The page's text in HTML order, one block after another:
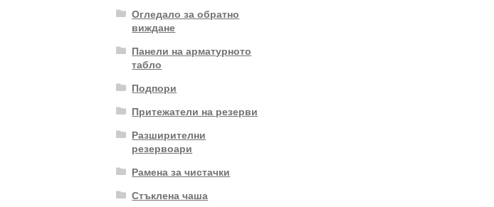
Огледало за обратно
виждане
Панели на арматурното
табло
Подпори
Притежатели на резерви
Разширителни
резервоари
Рамена за чистачки
Стъклена чаша